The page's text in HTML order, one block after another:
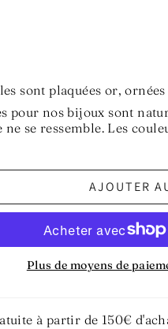
sont plaquées or,
pour nos bijoux sont
ne se ressemble. Les
AJOUTER
Plus de moyens de
à partir de 150€